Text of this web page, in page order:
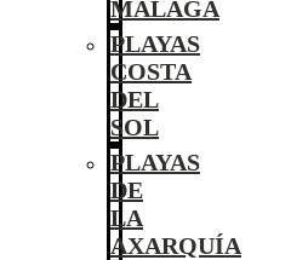
MÁLAGA
PLAYAS
COSTA
DEL
SOL
PLAYAS
DE
LA
AXARQUÍA